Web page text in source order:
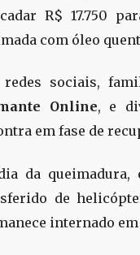
R$ 17.750
com óleo
redes sociais,
Online, e
em fase de
da
de
internado